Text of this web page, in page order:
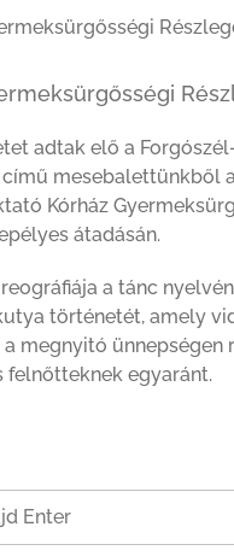
adtak elő a
mesebalettünkből
Kórház
átadásán.
a tánc
történetét, amely
megnyitó ünnepségen
felnőtteknek egyaránt.